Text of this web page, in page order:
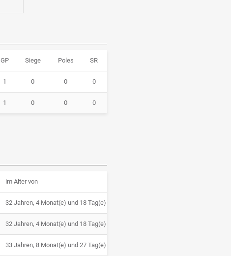
GP Siege Poles SR
1 0 0 0
1 0 0 0
im Alter von
32 Jahren, 4 Monat(e) und 18 Tag(e)
32 Jahren, 4 Monat(e) und 18 Tag(e)
33 Jahren, 8 Monat(e) und 27 Tag(e)